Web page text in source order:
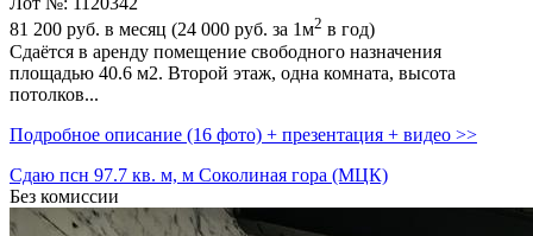
81 200 руб. в месяц (24 000 руб. за 1м2 в год)
Сдаётся в аренду помещение свободного назначения
площадью 40.6 м2. Второй этаж,­ одна комната,­ высота
потолков...
Подробное описание (16 фото) + презентация + видео >>
Сдаю псн 97.7 кв. м, м Соколиная гора (МЦК)
Без комиссии